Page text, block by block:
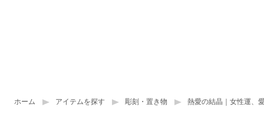
ホーム アイテムを探す 彫刻・置き物 熱愛の結晶｜女性運、